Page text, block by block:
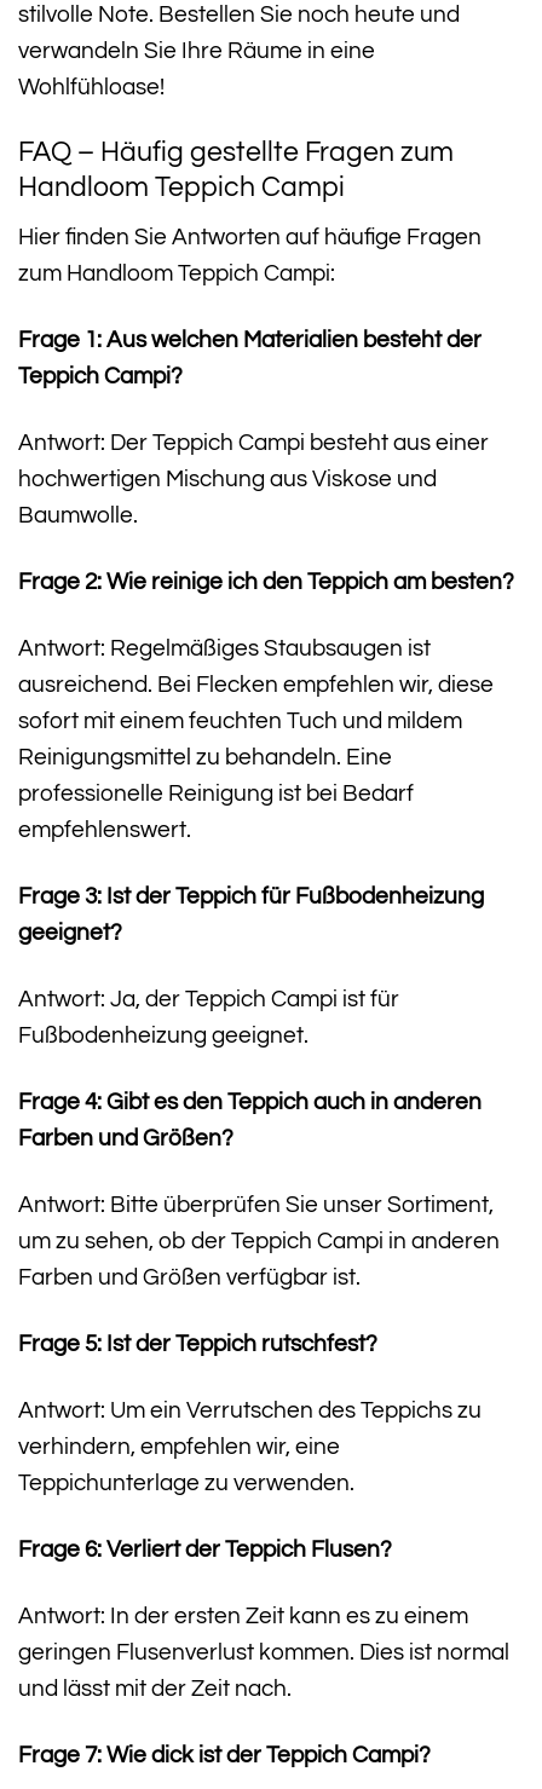
stilvolle Note. Bestellen Sie noch heute und
verwandeln Sie Ihre Räume in eine
Wohlfühloase!
FAQ – Häufig gestellte Fragen zum
Handloom Teppich Campi
Hier finden Sie Antworten auf häufige Fragen
zum Handloom Teppich Campi:
Frage 1: Aus welchen Materialien besteht der
Teppich Campi?
Antwort: Der Teppich Campi besteht aus einer
hochwertigen Mischung aus Viskose und
Baumwolle.
Frage 2: Wie reinige ich den Teppich am besten?
Antwort: Regelmäßiges Staubsaugen ist
ausreichend. Bei Flecken empfehlen wir, diese
sofort mit einem feuchten Tuch und mildem
Reinigungsmittel zu behandeln. Eine
professionelle Reinigung ist bei Bedarf
empfehlenswert.
Frage 3: Ist der Teppich für Fußbodenheizung
geeignet?
Antwort: Ja, der Teppich Campi ist für
Fußbodenheizung geeignet.
Frage 4: Gibt es den Teppich auch in anderen
Farben und Größen?
Antwort: Bitte überprüfen Sie unser Sortiment,
um zu sehen, ob der Teppich Campi in anderen
Farben und Größen verfügbar ist.
Frage 5: Ist der Teppich rutschfest?
Antwort: Um ein Verrutschen des Teppichs zu
verhindern, empfehlen wir, eine
Teppichunterlage zu verwenden.
Frage 6: Verliert der Teppich Flusen?
Antwort: In der ersten Zeit kann es zu einem
geringen Flusenverlust kommen. Dies ist normal
und lässt mit der Zeit nach.
Frage 7: Wie dick ist der Teppich Campi?